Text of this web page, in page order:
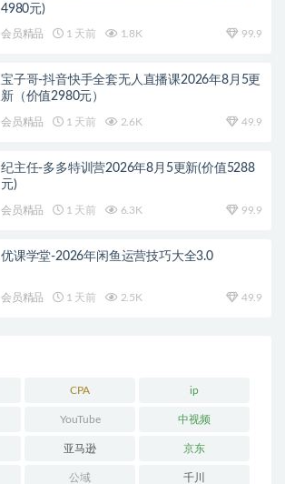
4980元)
会员精品 1 天前 1.8K 99.9
宝子哥-抖音快手全套无人直播课2026年8月5更
新（价值2980元）
会员精品 1 天前 2.6K 49.9
纪主任-多多特训营2026年8月5更新(价值5288
元)
会员精品 1 天前 6.3K 99.9
优课学堂-2026年闲鱼运营技巧大全3.0
会员精品 1 天前 2.5K 49.9
CPA ip
YouTube 中视频
亚马逊 京东
公域 千川